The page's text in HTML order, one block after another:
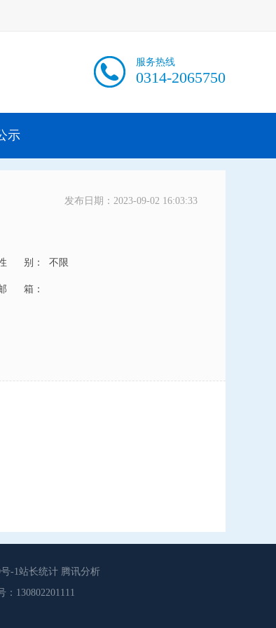
服务热线
0314-2065750
示
发布日期：2023-09-02 16:03:33
别： 不限
箱：
-1站长统计 腾讯分析
130802201111